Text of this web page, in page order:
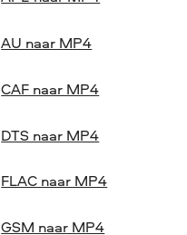
AU naar MP4
CAF naar MP4
DTS naar MP4
FLAC naar MP4
GSM naar MP4